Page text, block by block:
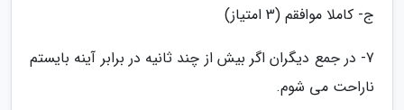
ج- کاملا موافقم (3 امتیاز)
7- در جمع دیگران اگر بیش از چند ثانیه در برابر آینه بایستم
ناراحت می شوم.